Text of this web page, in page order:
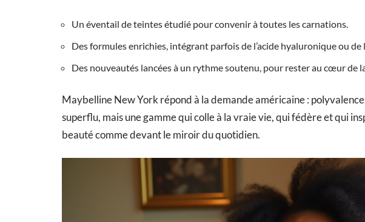
Un éventail de teintes étudié pour convenir à toutes les carnations.
Des formules enrichies, intégrant parfois de l’acide hyaluronique ou de
Des nouveautés lancées à un rythme soutenu, pour rester au cœur de
Maybelline New York répond à la demande américaine :
superflu, mais une gamme qui colle à la vraie vie, qui fédère et qui
beauté comme devant le miroir du quotidien.